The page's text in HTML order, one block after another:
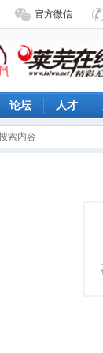
官方微信
论坛 人才